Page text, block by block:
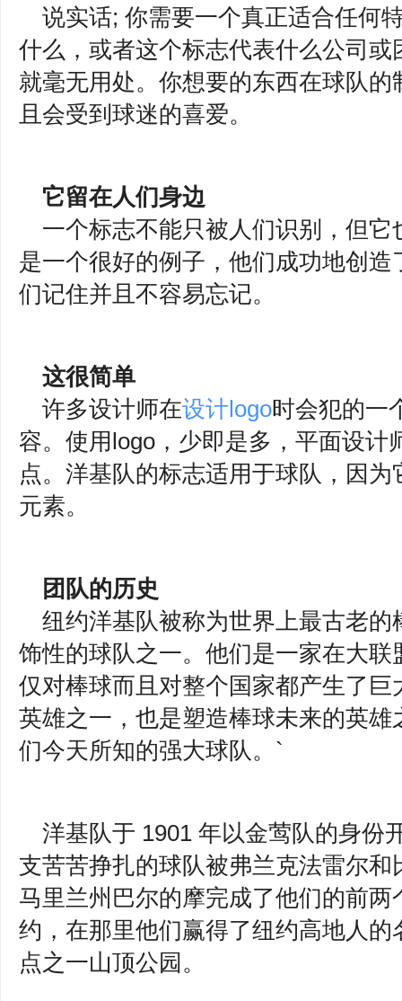
说实话; 你需要一个真正适合任何
什么，或者这个标志代表什么公司
就毫无用处。你想要的东西在球队
且会受到球迷的喜爱。
它留在人们身边
一个标志不能只被人们识别，但
是一个很好的例子，他们成功地创
们记住并且不容易忘记。
这很简单
许多设计师在设计logo时会犯的一
容。使用logo，少即是多，平面设计
点。洋基队的标志适用于球队，因
元素。
团队的历史
纽约洋基队被称为世界上最古老
饰性的球队之一。他们是一家在大
仅对棒球而且对整个国家都产生了
英雄之一，也是塑造棒球未来的英
们今天所知的强大球队。`
洋基队于 1901 年以金莺队的身份
支苦苦挣扎的球队被弗兰克法雷尔
马里兰州巴尔的摩完成了他们的前
约，在那里他们赢得了纽约高地人
点之一山顶公园。